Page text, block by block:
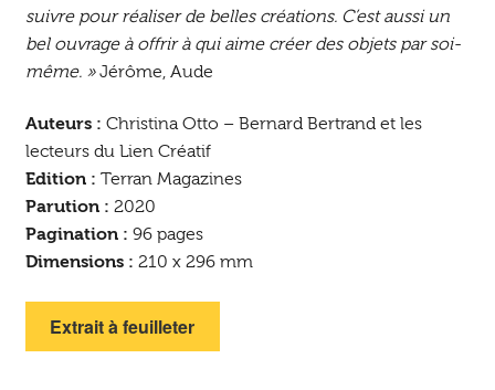
suivre pour réaliser de belles créations. C’est aussi un
bel ouvrage à offrir à qui aime créer des objets par soi-
même. »Jérôme, Aude
Auteurs : Christina Otto – Bernard Bertrand et les
lecteurs du Lien Créatif
Edition : Terran Magazines
Parution : 2020
Pagination : 96 pages
Dimensions : 210 x 296 mm
Extrait à feuilleter